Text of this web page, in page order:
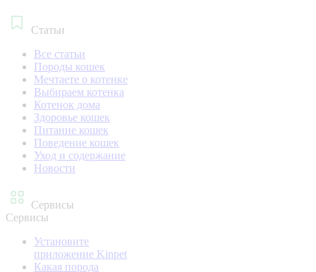
Статьи
Все статьи
Породы кошек
Мечтаете о котенке
Выбираем котенка
Котенок дома
Здоровье кошек
Питание кошек
Поведение кошек
Уход и содержание
Новости
Сервисы
Сервисы
Установите
приложение Kinpet
Какая порода